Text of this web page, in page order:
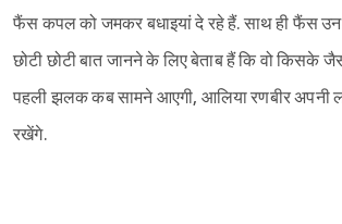
फैंस कपल को जमकर बधाइयां दे रहे हैं. साथ ही फैंस
छोटी छोटी बात जानने के लिए बेताब हैं कि वो किसके
पहली झलक कब सामने आएगी, आलिया रणबीर अपनी
रखेंगे.